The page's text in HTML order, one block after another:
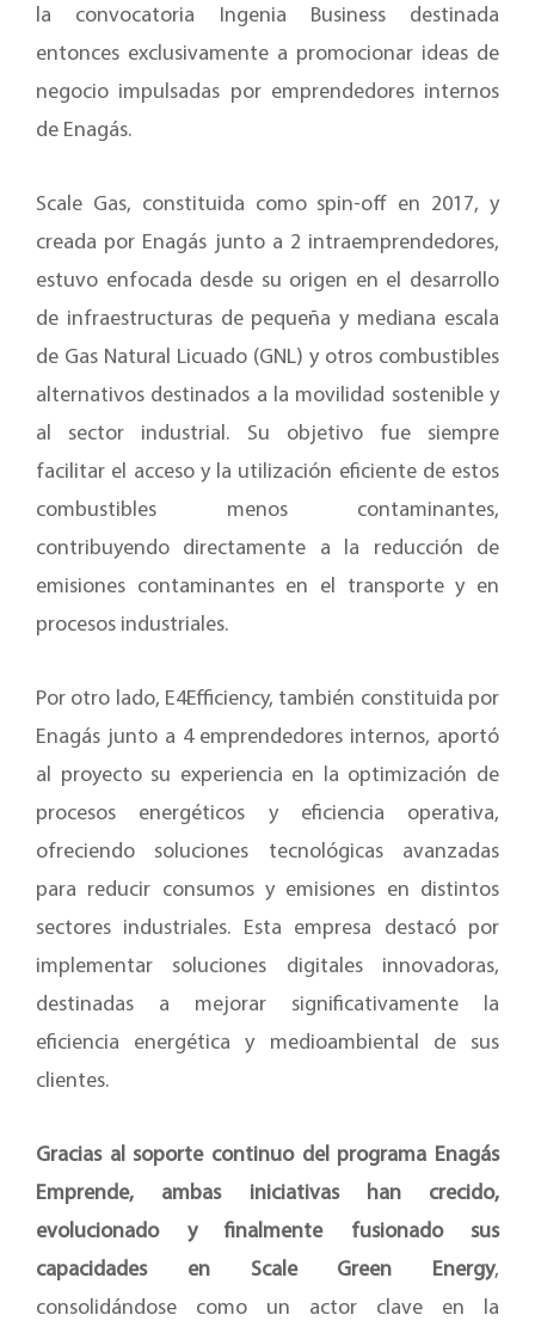
la convocatoria Ingenia Business destinada
entonces exclusivamente a promocionar ideas de
negocio impulsadas por emprendedores internos
de Enagás.
Scale Gas, constituida como spin-off en 2017, y
creada por Enagás junto a 2 intraemprendedores,
estuvo enfocada desde su origen en el desarrollo
de infraestructuras de pequeña y mediana escala
de Gas Natural Licuado (GNL) y otros combustibles
alternativos destinados a la movilidad sostenible y
al sector industrial. Su objetivo fue siempre
facilitar el acceso y la utilización eficiente de estos
combustibles menos contaminantes,
contribuyendo directamente a la reducción de
emisiones contaminantes en el transporte y en
procesos industriales.
Por otro lado, E4Efficiency, también constituida por
Enagás junto a 4 emprendedores internos, aportó
al proyecto su experiencia en la optimización de
procesos energéticos y eficiencia operativa,
ofreciendo soluciones tecnológicas avanzadas
para reducir consumos y emisiones en distintos
sectores industriales. Esta empresa destacó por
implementar soluciones digitales innovadoras,
destinadas a mejorar significativamente la
eficiencia energética y medioambiental de sus
clientes.
Gracias al soporte continuo del programa Enagás
Emprende, ambas iniciativas han crecido,
evolucionado y finalmente fusionado sus
capacidades en Scale Green Energy,
consolidándose como un actor clave en la